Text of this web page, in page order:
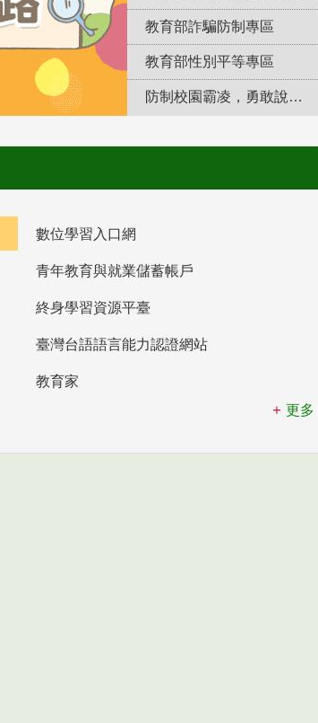
教育部詐騙防制專區
教育部性別平等專區
防制校園霸凌，勇敢說出來！
數位學習入口網
青年教育與就業儲蓄帳戶
終身學習資源平臺
臺灣台語語言能力認證網站
教育家
更多